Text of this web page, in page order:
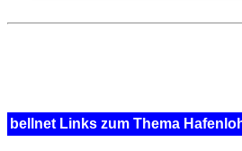
bellnet Links zum Thema